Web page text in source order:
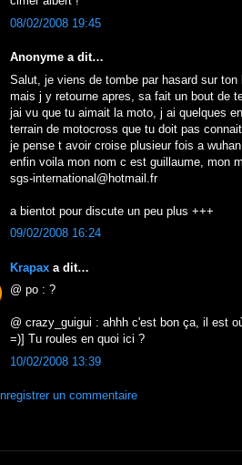
08/02/2008 19:45
Anonyme a dit…
Salut, je viens de tombe par hasard sur
mais j y retourne apres, sa fait un bout de
jai vu que tu aimait la moto, j ai quelques
terrain de motocross que tu doit pas
je pense t avoir croise plusieur fois a wuhan.
enfin voila mon nom c est guillaume, mon
sgs-international@hotmail.fr
a bientot pour discute un peu plus +++
09/02/2008 16:24
Krapax a dit…
@ po : ?
@ crazy_guigui : ahhh c'est bon ça, il est
=)] Tu roules en quoi ici ?
10/02/2008 13:39
un commentaire